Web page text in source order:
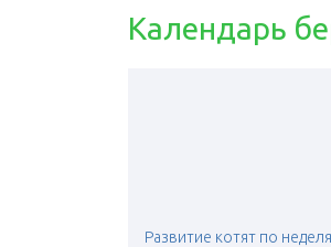
Календарь
Развитие котят по